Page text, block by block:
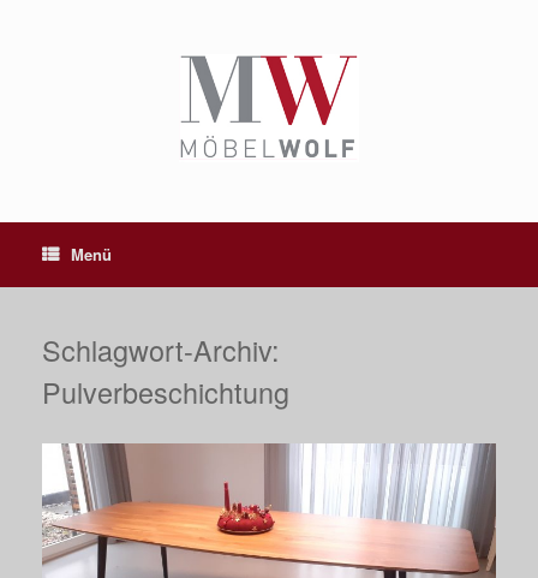
Menü
Schlagwort-Archiv:
Pulverbeschichtung